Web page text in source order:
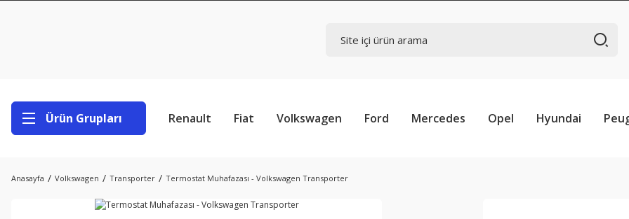
Ürün Grupları Renault Fiat Volkswagen Ford Mercedes Opel Hyundai
Anasayfa Volkswagen Transporter Termostat Muhafazası - Volkswagen Transporter